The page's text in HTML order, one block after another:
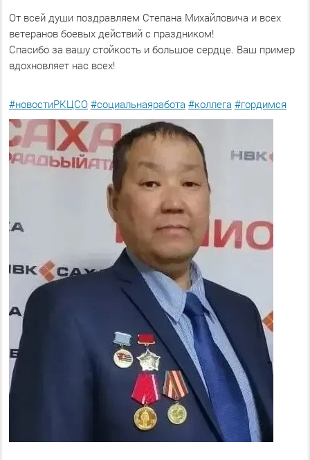
От всей души поздравляем Степана Михайловича и всех
ветеранов боевых действий с праздником!
Спасибо за вашу стойкость и большое сердце. Ваш пример
вдохновляет нас всех!
#новостиРКЦСО #социальнаяработа #коллега #гордимся